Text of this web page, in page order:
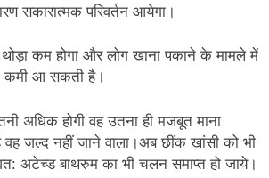
सकारात्मक परिवर्तन आयेगा।
कम होगा और लोग खाना पकाने के मामले में
कमी आ सकती है।
अधिक होगी वह उतना ही मजबूत माना
वह जल्द नहीं जाने वाला।अब छींक खांसी को भी
अटेच्ड बाथरुम का भी चलन समाप्त हो जाये।